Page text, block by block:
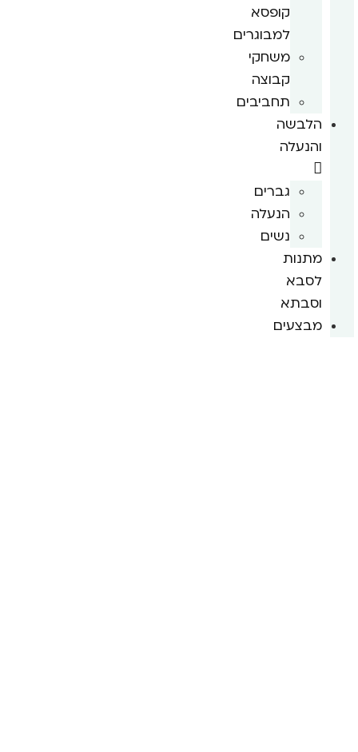
קופסא
למבוגרים
משחקי
קבוצה
תחביבים
הלבשה
והנעלה
גברים
הנעלה
נשים
מתנות
לסבא
וסבתא
מבצעים